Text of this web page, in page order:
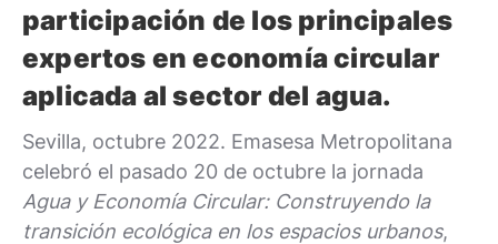
participación de los principales
expertos en economía circular
aplicada al sector del agua.
Sevilla, octubre 2022. Emasesa Metropolitana
celebró el pasado 20 de octubre la jornada
Agua y Economía Circular: Construyendo la
transición ecológica en los espacios urbanos,